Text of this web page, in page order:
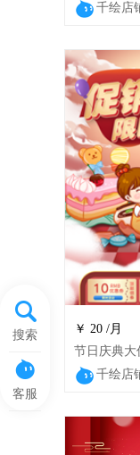
搜索
客服
千绘店
￥ 20 /月
千绘店